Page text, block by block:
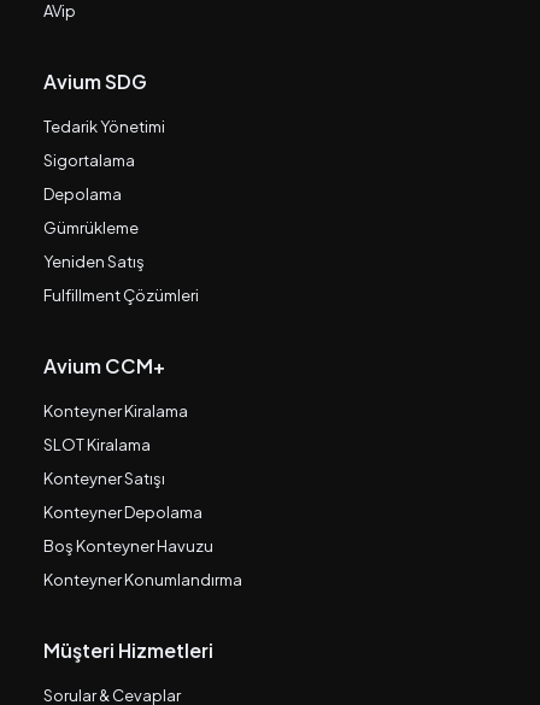
AVip
Avium SDG
Tedarik Yönetimi
Sigortalama
Depolama
Gümrükleme
Yeniden Satış
Fulfillment Çözümleri
Avium CCM+
Konteyner Kiralama
SLOT Kiralama
Konteyner Satışı
Konteyner Depolama
Boş Konteyner Havuzu
Konteyner Konumlandırma
Müşteri Hizmetleri
Sorular & Cevaplar